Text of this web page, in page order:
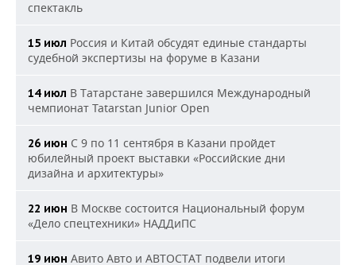
спектакль
15 июл Россия и Китай обсудят единые стандарты
судебной экспертизы на форуме в Казани
14 июл В Татарстане завершился Международный
чемпионат Tatarstan Junior Open
26 июн С 9 по 11 сентября в Казани пройдет
юбилейный проект выставки «Российские дни
дизайна и архитектуры»
22 июн В Москве состоится Национальный форум
«Дело спецтехники» НАДДиПС
19 июн Авито Авто и АВТОСТАТ подвели итоги